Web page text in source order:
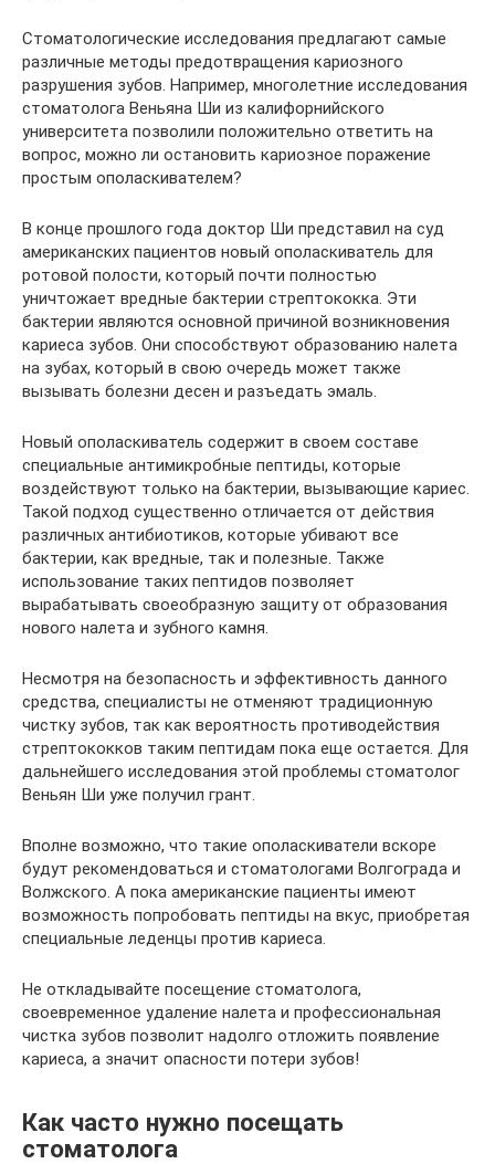
Стоматологические исследования предлагают самые
различные методы предотвращения кариозного
разрушения зубов. Например, многолетние исследования
стоматолога Веньяна Ши из калифорнийского
университета позволили положительно ответить на
вопрос, можно ли остановить кариозное поражение
простым ополаскивателем?
В конце прошлого года доктор Ши представил на суд
американских пациентов новый ополаскиватель для
ротовой полости, который почти полностью
уничтожает вредные бактерии стрептококка. Эти
бактерии являются основной причиной возникновения
кариеса зубов. Они способствуют образованию налета
на зубах, который в свою очередь может также
вызывать болезни десен и разъедать эмаль.
Новый ополаскиватель содержит в своем составе
специальные антимикробные пептиды, которые
воздействуют только на бактерии, вызывающие кариес.
Такой подход существенно отличается от действия
различных антибиотиков, которые убивают все
бактерии, как вредные, так и полезные. Также
использование таких пептидов позволяет
вырабатывать своеобразную защиту от образования
нового налета и зубного камня.
Несмотря на безопасность и эффективность данного
средства, специалисты не отменяют традиционную
чистку зубов, так как вероятность противодействия
стрептококков таким пептидам пока еще остается. Для
дальнейшего исследования этой проблемы стоматолог
Веньян Ши уже получил грант.
Вполне возможно, что такие ополаскиватели вскоре
будут рекомендоваться и стоматологами Волгограда и
Волжского. А пока американские пациенты имеют
возможность попробовать пептиды на вкус, приобретая
специальные леденцы против кариеса.
Не откладывайте посещение стоматолога,
своевременное удаление налета и профессиональная
чистка зубов позволит надолго отложить появление
кариеса, а значит опасности потери зубов!
Как часто нужно посещать
стоматолога